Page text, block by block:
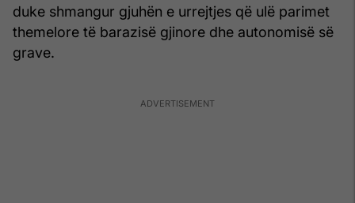
duke shmangur gjuhën e urrejtjes që ulë parimet
themelore të barazisë gjinore dhe autonomisë së
grave.